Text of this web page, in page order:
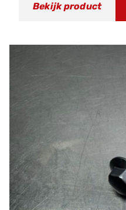
Bekijk product